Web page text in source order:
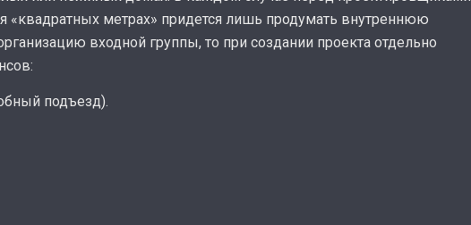
«квадратных метрах» придется лишь продумать внутреннюю
входной группы, то при создании проекта отдельно
подъезд).